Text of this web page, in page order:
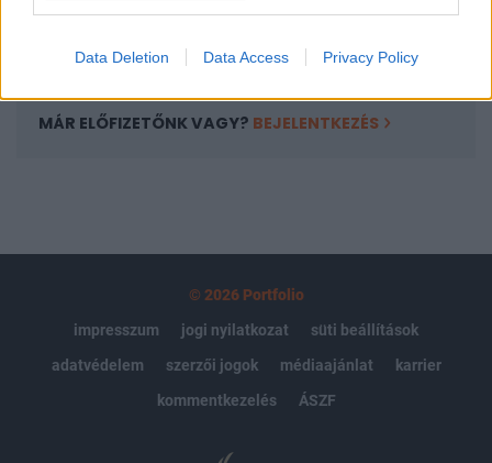
Data Deletion Data Access Privacy Policy
MÁR ELŐFIZETŐNK VAGY? BEJELENTKEZÉS
© 2026 Portfolio
impresszum
jogi nyilatkozat
süti beállítások
adatvédelem
szerzői jogok médiaajánlat
karrier
kommentkezelés
ÁSZF